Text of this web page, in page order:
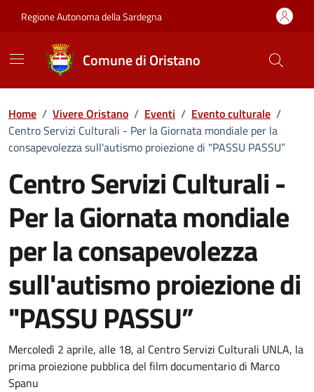
Regione Autonoma della Sardegna
Comune di Oristano
Home / Vivere Oristano / Eventi / Evento culturale /
Centro Servizi Culturali - Per la Giornata mondiale per la
consapevolezza sull'autismo proiezione di "PASSU PASSU”
Centro Servizi Culturali -
Per la Giornata mondiale
per la consapevolezza
sull'autismo proiezione di
"PASSU PASSU”
Dettaglio dell'evento
Mercoledì 2 aprile, alle 18, al Centro Servizi Culturali UNLA, la
prima proiezione pubblica del film documentario di Marco
Spanu